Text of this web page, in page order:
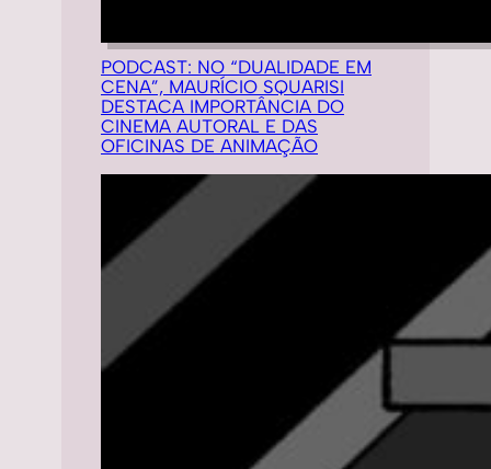
PODCAST: NO “DUALIDADE EM
CENA”, MAURÍCIO SQUARISI
DESTACA IMPORTÂNCIA DO
CINEMA AUTORAL E DAS
OFICINAS DE ANIMAÇÃO